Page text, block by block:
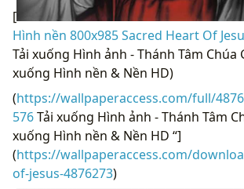
[
Hình nền 800x985 Sacred Heart Of
Tải xuống Hình ảnh - Thánh Tâm Chúa
xuống Hình nền & Nền HD)
(https://wallpaperaccess.com/full/
576Tải xuống Hình ảnh - Thánh Tâm
xuống Hình nền & Nền HD “]
(https://wallpaperaccess.com/
of-jesus-4876273)